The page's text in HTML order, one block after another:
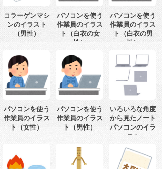
コラーゲンマシ
ンのイラスト
（男性）
パソコンを使う
作業員のイラス
ト（白衣の女
性）
パソコンを使う
作業員のイラス
ト（白衣の男
性）
パソコンを使う
作業員のイラス
ト（女性）
パソコンを使う
作業員のイラス
ト（男性）
いろいろな角度
から見たノート
パソコンのイラ
スト